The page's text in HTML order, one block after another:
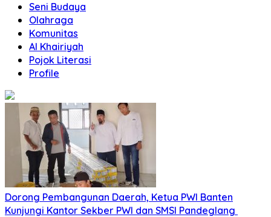
Seni Budaya
Olahraga
Komunitas
Al Khairiyah
Pojok Literasi
Profile
Dorong Pembangunan Daerah, Ketua PWI Banten
Kunjungi Kantor Sekber PWI dan SMSI Pandeglang